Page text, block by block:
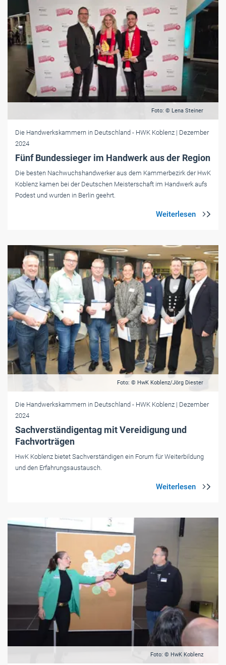
Foto: © Lena Steiner
Die Handwerkskammern in Deutschland - HWK Koblenz | Dezember
2024
Fünf Bundessieger im Handwerk aus der Region
Die besten Nachwuchshandwerker aus dem Kammerbezirk der HwK
Koblenz kamen bei der Deutschen Meisterschaft im Handwerk aufs
Podest und wurden in Berlin geehrt.
Foto: © HwK Koblenz/Jörg Diester
Die Handwerkskammern in Deutschland - HWK Koblenz | Dezember
2024
Sachverständigentag mit Vereidigung und
Fachvorträgen
HwK Koblenz bietet Sachverständigen ein Forum für Weiterbildung
und den Erfahrungsaustausch.
Foto: © HwK Koblenz